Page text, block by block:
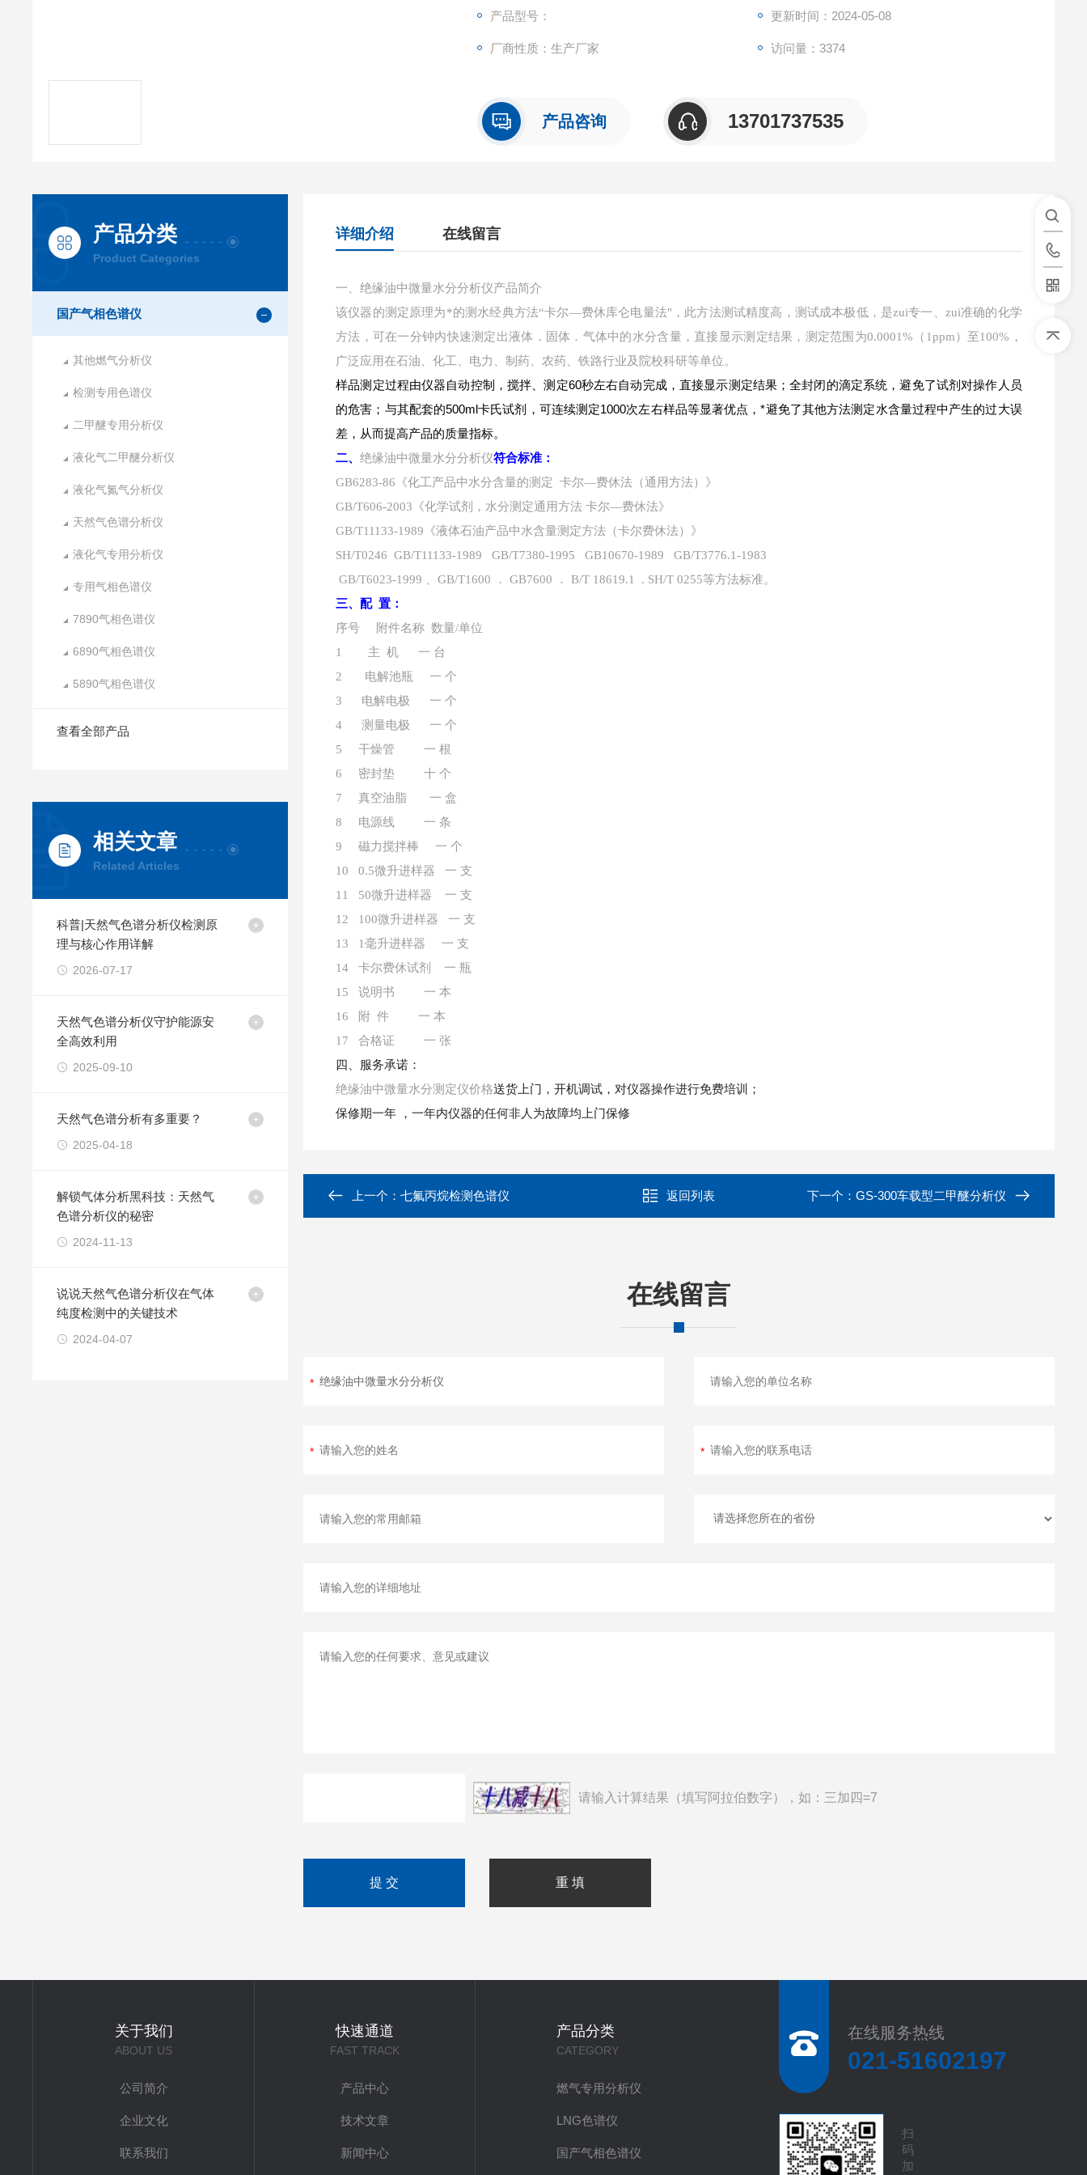
产品型号： 更新时间：2024-05-08
厂商性质：生产厂家 访问量：3374
产品咨询 13701737535
产品分类
Product Categories
国产气相色谱仪
其他燃气分析仪
检测专用色谱仪
二甲醚专用分析仪
液化气二甲醚分析仪
液化气氮气分析仪
天然气色谱分析仪
液化气专用分析仪
专用气相色谱仪
7890气相色谱仪
6890气相色谱仪
5890气相色谱仪
查看全部产品
相关文章
Related Articles
科普|天然气色谱分析仪检测原
理与核心作用详解
2026-07-17
天然气色谱分析仪守护能源安
全高效利用​
2025-09-10
天然气色谱分析有多重要？
2025-04-18
解锁气体分析黑科技：天然气
色谱分析仪的秘密
2024-11-13
说说天然气色谱分析仪在气体
纯度检测中的关键技术
2024-04-07
详细介绍 在线留言
一、绝缘油中微量水分分析仪产品简介
该仪器的测定原理为*的测水经典方法“卡尔—费休库仑电量法"，此方法测试精度高，测试成本极低，是zui专一、zui准确的化学
方法，可在一分钟内快速测定出液体．固体．气体中的水分含量，直接显示测定结果，测定范围为0.0001%（1ppm）至100%，
广泛应用在石油、化工、电力、制药、农药、铁路行业及院校科研等单位。
样品测定过程由仪器自动控制，搅拌、测定60秒左右自动完成，直接显示测定结果；全封闭的滴定系统，避免了试剂对操作人员
的危害；与其配套的500ml卡氏试剂，可连续测定1000次左右样品等显著优点，*避免了其他方法测定水含量过程中产生的过大误
差，从而提高产品的质量指标。
二、绝缘油中微量水分分析仪符合标准：
GB6283-86《化工产品中水分含量的测定 卡尔—费休法（通用方法）》
GB/T606-2003《化学试剂，水分测定通用方法 卡尔—费休法》
GB/T11133-1989《液体石油产品中水含量测定方法（卡尔费休法）》
SH/T0246 GB/T11133-1989 GB/T7380-1995 GB10670-1989 GB/T3776.1-1983
GB/T6023-1999 、GB/T1600 ． GB7600 ． B/T 18619.1 . SH/T 0255等方法标准。
三、配 置：
序号 附件名称 数量/单位
1 主 机 一 台
2 电解池瓶 一 个
3 电解电极 一 个
4 测量电极 一 个
5 干燥管 一 根
6 密封垫 十 个
7 真空油脂 一 盒
8 电源线 一 条
9 磁力搅拌棒 一 个
10 0.5微升进样器 一 支
11 50微升进样器 一 支
12 100微升进样器 一 支
13 1毫升进样器 一 支
14 卡尔费休试剂 一 瓶
15 说明书 一 本
16 附 件 一 本
17 合格证 一 张
四、 服务承诺：
绝缘油中微量水分测定仪价格送货上门，开机调试，对仪器操作进行免费培训；
保修期一年 ，一年内仪器的任何非人为故障均上门保修
上一个：七氟丙烷检测色谱仪 返回列表 下一个： GS-300车载型二甲醚分析仪
在线留言
请输入计算结果（填写阿拉伯数字），如：三加四=7
关于我们
ABOUT US
公司简介
企业文化
联系我们
快速通道
FAST TRACK
产品中心
技术文章
新闻中心
产品分类
CATEGORY
燃气专用分析仪
LNG色谱仪
国产气相色谱仪
在线服务热线
021-51602197
扫
码
加